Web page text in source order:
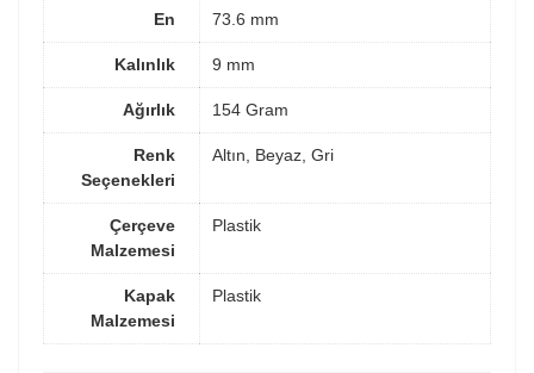
En 73.6 mm
Kalınlık 9 mm
Ağırlık 154 Gram
Renk
Seçenekleri
Altın, Beyaz, Gri
Çerçeve
Malzemesi
Plastik
Kapak
Malzemesi
Plastik